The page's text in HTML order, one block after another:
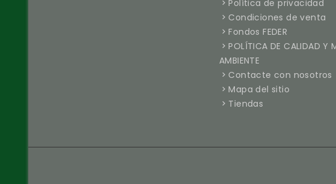
Política de privacidad
Condiciones de venta
Fondos FEDER
POLÍTICA DE CALIDAD Y
AMBIENTE
Contacte con nosotros
Mapa del sitio
Tiendas